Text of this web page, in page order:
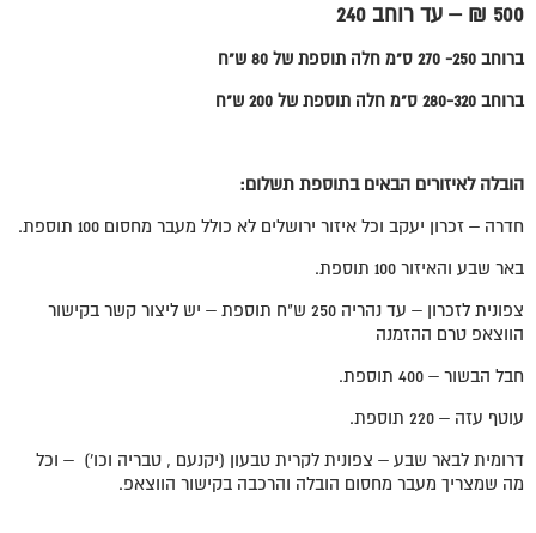
500 ₪ – עד רוחב 240
ברוחב 250- 270 ס"מ חלה תוספת של 80 ש"ח
ברוחב 280-320 ס"מ חלה תוספת של 200 ש"ח
הובלה לאיזורים הבאים בתוספת תשלום:
חדרה – זכרון יעקב וכל איזור ירושלים לא כולל מעבר מחסום 100 תוספת.
באר שבע והאיזור 100 תוספת.
צפונית לזכרון – עד נהריה 250 ש"ח תוספת – יש ליצור קשר בקישור
הווצאפ טרם ההזמנה
חבל הבשור – 400 תוספת.
עוטף עזה – 220 תוספת.
דרומית לבאר שבע – צפונית לקרית טבעון (יקנעם , טבריה וכו') – וכל
מה שמצריך מעבר מחסום הובלה והרכבה בקישור הווצאפ.